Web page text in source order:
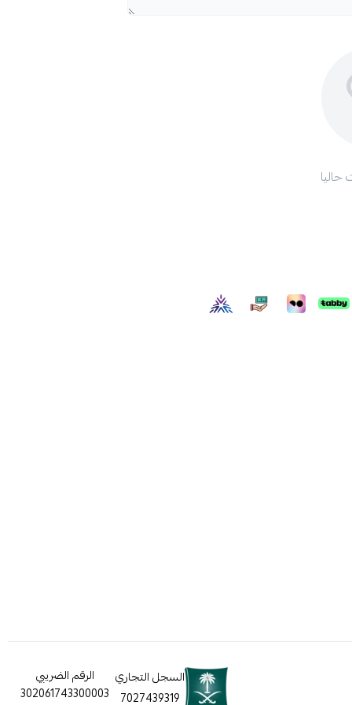
حاليا
السجل التجاري
7027439319
الرقم الضريبي
302061743300003